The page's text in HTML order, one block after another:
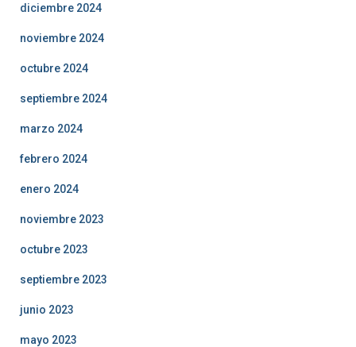
diciembre 2024
noviembre 2024
octubre 2024
septiembre 2024
marzo 2024
febrero 2024
enero 2024
noviembre 2023
octubre 2023
septiembre 2023
junio 2023
mayo 2023